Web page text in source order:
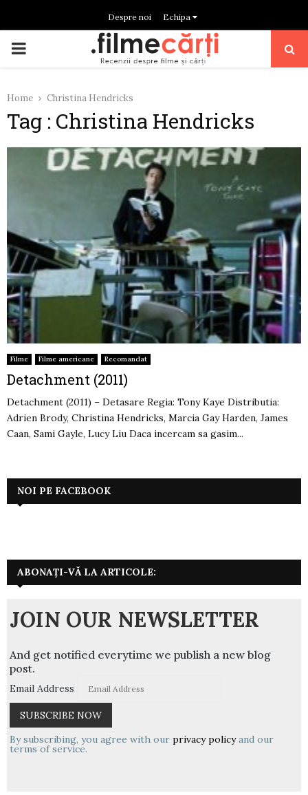
Despre noi Echipa
PRIMARY
Home Christina Hendricks
Tag : Christina Hendricks
Filme Filme americane Recomandat
Detachment (2011)
Detachment (2011) – Detasare Regia: Tony Kaye Distributia:
Adrien Brody, Christina Hendricks, Marcia Gay Harden, James
Caan, Sami Gayle, Lucy Liu Daca incercam sa gasim...
NOI PE FACEBOOK
ABONAȚI-VĂ LA ARTICOLE:
JOIN OUR NEWSLETTER
And get notified everytime we publish a new blog
post.
Email Address
By subscribing, you agree with our privacy policyand our
terms of service.